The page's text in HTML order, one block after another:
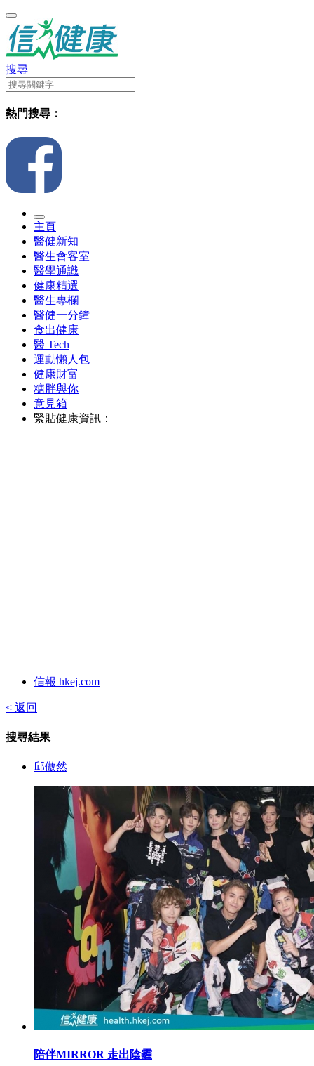
搜尋
熱門搜尋：
主頁
醫健新知
醫生會客室
醫學通識
健康精選
醫生專欄
醫健一分鐘
食出健康
醫 Tech
運動懶人包
健康財富
糖胖與你
意見箱
緊貼健康資訊：
信報 hkej.com
< 返回
搜尋結果
邱傲然
陪伴MIRROR 走出陰霾